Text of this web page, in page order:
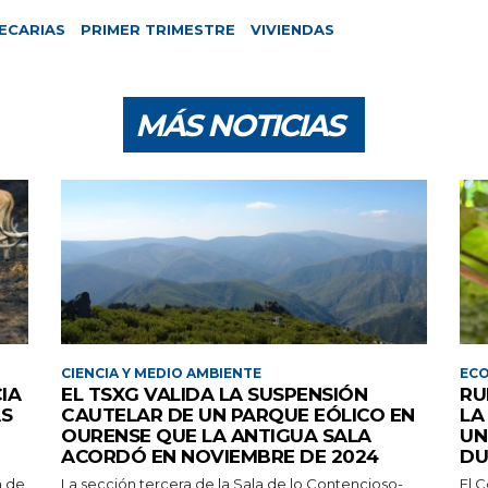
PRIMER TRIMESTRE VIVIENDAS
MÁS NOTICIAS
de
CIENCIA Y MEDIO AMBIENTE
EL TSXG VALIDA LA SUSPENSIÓN
CAUTELAR DE UN PARQUE EÓLICO EN
OURENSE QUE LA ANTIGUA SALA
ACORDÓ EN NOVIEMBRE DE 2024
La sección tercera de la Sala de lo Contencioso-
LA
El